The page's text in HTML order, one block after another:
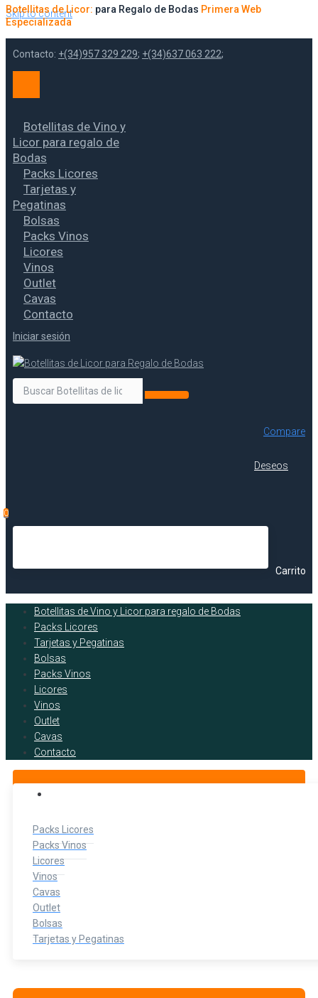
Skip to content
Botellitas de Licor: para Regalo de Bodas Primera Web
Especializada
Contacto: +(34)957 329 229; +(34)637 063 222;
Botellitas de Vino y
Licor para regalo de
Bodas
Packs Licores
Tarjetas y
Pegatinas
Bolsas
Packs Vinos
Licores
Vinos
Outlet
Cavas
Contacto
Iniciar sesión
Compare
Deseos
0
Carrito
Botellitas de Vino y Licor para regalo de Bodas
Packs Licores
Tarjetas y Pegatinas
Bolsas
Packs Vinos
Licores
Vinos
Outlet
Cavas
Contacto
Packs Licores
Packs Vinos
Licores
Vinos
Cavas
Outlet
Bolsas
Tarjetas y Pegatinas